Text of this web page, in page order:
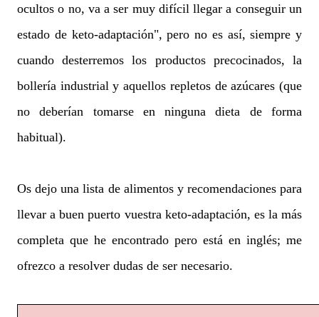
ocultos o no, va a ser muy difícil llegar a conseguir un
estado de keto-adaptación", pero no es así, siempre y
cuando desterremos los productos precocinados, la
bollería industrial y aquellos repletos de azúcares (que
no deberían tomarse en ninguna dieta de forma
habitual).
Os dejo una lista de alimentos y recomendaciones para
llevar a buen puerto vuestra keto-adaptación, es la más
completa que he encontrado pero está en inglés; me
ofrezco a resolver dudas de ser necesario.